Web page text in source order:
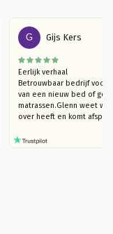
G Gijs Kers
Eerlijk verhaal
Betrouwbaar bedrijf
van een nieuw bed
matrassen.Glenn
over heeft en komt